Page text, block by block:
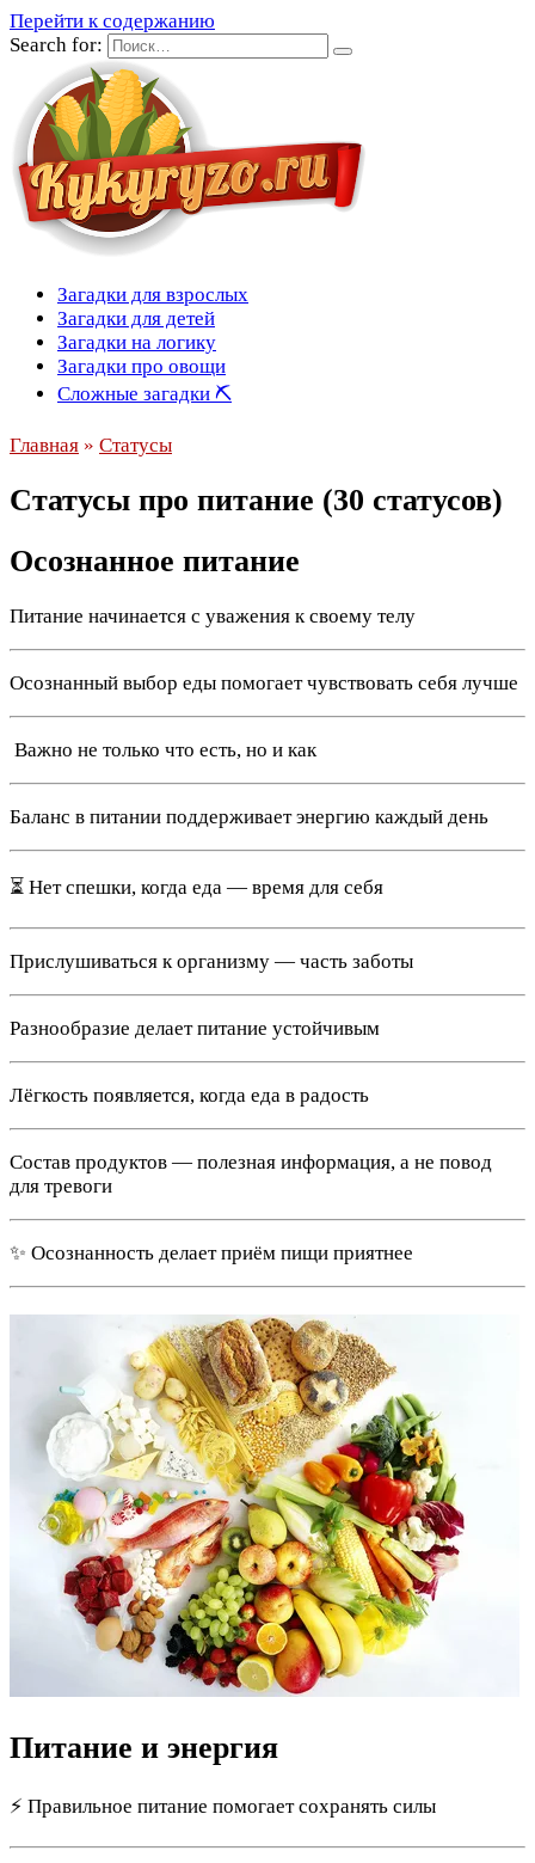
Перейти к содержанию
Search for:
Загадки для взрослых
Загадки для детей
Загадки на логику
Загадки про овощи
Сложные загадки ⛏
Главная » Статусы
Статусы про питание (30 статусов)
Осознанное питание
Питание начинается с уважения к своему телу
Осознанный выбор еды помогает чувствовать себя лучше
️ Важно не только что есть, но и как
Баланс в питании поддерживает энергию каждый день
⏳ Нет спешки, когда еда — время для себя
Прислушиваться к организму — часть заботы
Разнообразие делает питание устойчивым
Лёгкость появляется, когда еда в радость
Состав продуктов — полезная информация, а не повод
для тревоги
✨ Осознанность делает приём пищи приятнее
Питание и энергия
⚡ Правильное питание помогает сохранять силы